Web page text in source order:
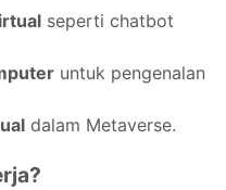
seperti chatbot
untuk pengenalan
dalam Metaverse.